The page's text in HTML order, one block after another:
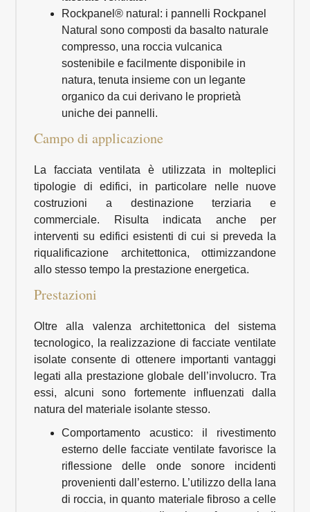
Rockpanel® natural: i pannelli Rockpanel
Natural sono composti da basalto naturale
compresso, una roccia vulcanica
sostenibile e facilmente disponibile in
natura, tenuta insieme con un legante
organico da cui derivano le proprietà
uniche dei pannelli.
Campo di applicazione
La facciata ventilata è utilizzata in molteplici
tipologie di edifici, in particolare nelle nuove
costruzioni a destinazione terziaria e
commerciale. Risulta indicata anche per
interventi su edifici esistenti di cui si preveda la
riqualificazione architettonica, ottimizzandone
allo stesso tempo la prestazione energetica.
Prestazioni
Oltre alla valenza architettonica del sistema
tecnologico, la realizzazione di facciate ventilate
isolate consente di ottenere importanti vantaggi
legati alla prestazione globale dell’involucro. Tra
essi, alcuni sono fortemente influenzati dalla
natura del materiale isolante stesso.
Comportamento acustico: il rivestimento
esterno delle facciate ventilate favorisce la
riflessione delle onde sonore incidenti
provenienti dall’esterno. L’utilizzo della lana
di roccia, in quanto materiale fibroso a celle